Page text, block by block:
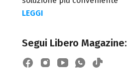
LEGGI
Segui Libero Magazine: